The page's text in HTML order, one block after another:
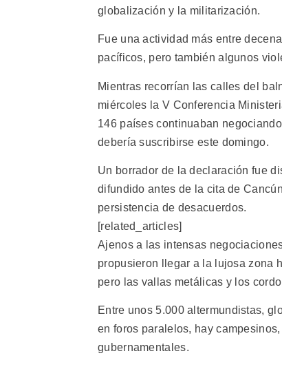
globalización y la militarización.
Fue una actividad más entre
pacíficos, pero también algunos
Mientras recorrían las calles del
miércoles la V Conferencia
146 países continuaban
debería suscribirse este domingo.
Un borrador de la declaración fue
difundido antes de la cita de
persistencia de desacuerdos.
[related_articles]
Ajenos a las intensas
propusieron llegar a la lujosa zona
pero las vallas metálicas y los
Entre unos 5.000 altermundistas,
en foros paralelos, hay
gubernamentales.